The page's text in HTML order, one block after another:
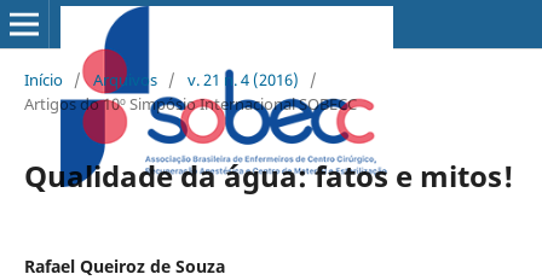
Início / Arquivos / v. 21 n. 4 (2016)
/
Artigos do 10º Simpósio Internacional SOBECC
Qualidade da água: fatos e mitos!
Rafael Queiroz de Souza